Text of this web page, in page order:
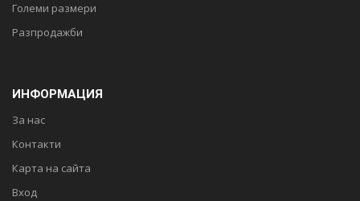
Големи размери
Разпродажби
ИНФОРМАЦИЯ
За нас
Контакти
Карта на сайта
Вход